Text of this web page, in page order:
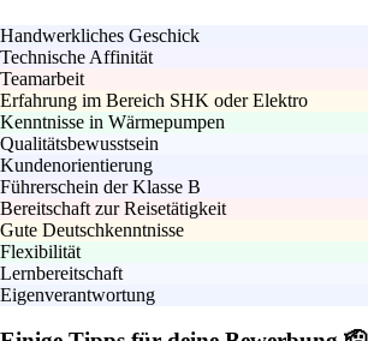
Handwerkliches Geschick
Technische Affinität
Teamarbeit
Erfahrung im Bereich SHK oder Elektro
Kenntnisse in Wärmepumpen
Qualitätsbewusstsein
Kundenorientierung
Führerschein der Klasse B
Bereitschaft zur Reisetätigkeit
Gute Deutschkenntnisse
Flexibilität
Lernbereitschaft
Eigenverantwortung